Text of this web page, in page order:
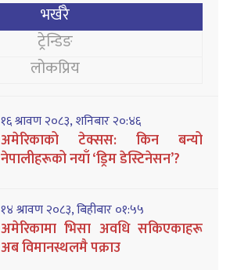
भर्खरै
ट्रेन्डिङ
लोकप्रिय
१६ श्रावण २०८३, शनिबार २०:४६
अमेरिकाको टेक्सस: किन बन्यो
नेपालीहरूको नयाँ ‘ड्रिम डेस्टिनेसन’?
१४ श्रावण २०८३, बिहीबार ०१:५५
अमेरिकामा भिसा अवधि सकिएकाहरू
अब विमानस्थलमै पक्राउ